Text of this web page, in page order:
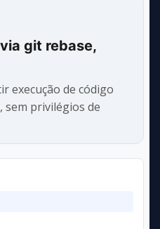
git rebase,
execução de código
privilégios de